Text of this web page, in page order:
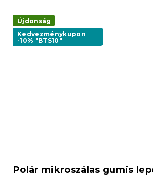
Újdonság
Kedvezménykupon
-10% "BTS10"
Polár mikroszálas gumis